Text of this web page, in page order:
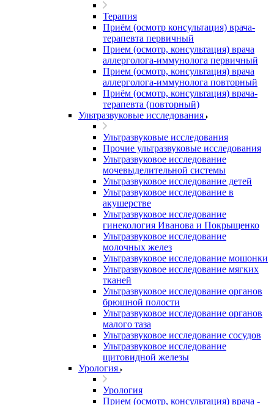
Терапия
Приём (осмотр консультация) врача-
терапевта первичный
Прием (осмотр, консультация) врача
аллерголога-иммунолога первичный
Прием (осмотр, консультация) врача
аллерголога-иммунолога повторный
Приём (осмотр, консультация) врача-
терапевта (повторный)
Ультразвуковые исследования
Ультразвуковые исследования
Прочие ультразвуковые исследования
Ультразвуковое исследование
мочевыделительной системы
Ультразвуковое исследование детей
Ультразвуковое исследование в
акушерстве
Ультразвуковое исследование
гинекология Иванова и Покрыщенко
Ультразвуковое исследование
молочных желез
Ультразвуковое исследование мошонки
Ультразвуковое исследование мягких
тканей
Ультразвуковое исследование органов
брюшной полости
Ультразвуковое исследование органов
малого таза
Ультразвуковое исследование сосудов
Ультразвуковое исследование
щитовидной железы
Урология
Урология
Прием (осмотр, консультация) врача -